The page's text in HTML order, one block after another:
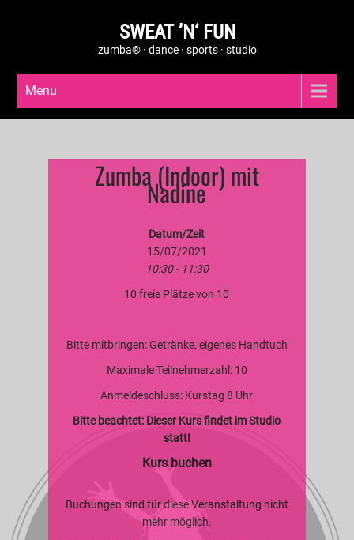
SWEAT ’N‘ FUN
zumba® · dance · sports · studio
Menu
Zumba (Indoor) mit
Nadine
Datum/Zeit
15/07/2021
10:30 - 11:30
10 freie Plätze von 10
Bitte mitbringen: Getränke, eigenes Handtuch
Maximale Teilnehmerzahl: 10
Anmeldeschluss: Kurstag 8 Uhr
Bitte beachtet: Dieser Kurs findet im Studio
statt!
Kurs buchen
Buchungen sind für diese Veranstaltung nicht
mehr möglich.